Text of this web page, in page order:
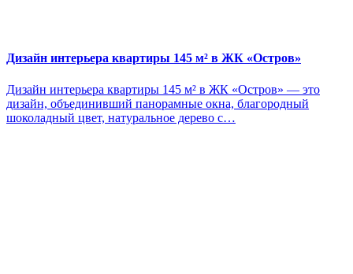
Дизайн интерьера квартиры 145 м² в ЖК «Остров»
Дизайн интерьера квартиры 145 м² в ЖК «Остров» — это
дизайн, объединивший панорамные окна, благородный
шоколадный цвет, натуральное дерево с…